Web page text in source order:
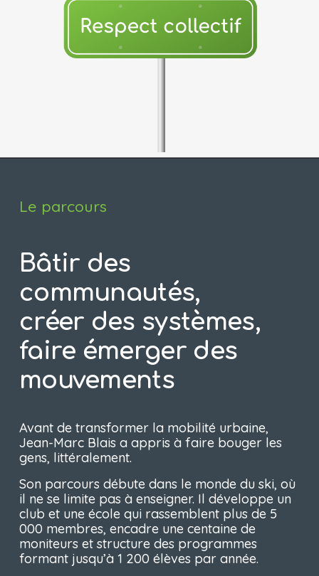
Le parcours
Bâtir des
communautés,
créer des systèmes,
faire émerger des
mouvements
Avant de transformer la mobilité urbaine,
Jean-Marc Blais a appris à faire bouger les
gens, littéralement.
Son parcours débute dans le monde du ski, où
il ne se limite pas à enseigner. Il développe un
club et une école qui rassemblent plus de 5
000 membres, encadre une centaine de
moniteurs et structure des programmes
formant jusqu’à 1 200 élèves par année.